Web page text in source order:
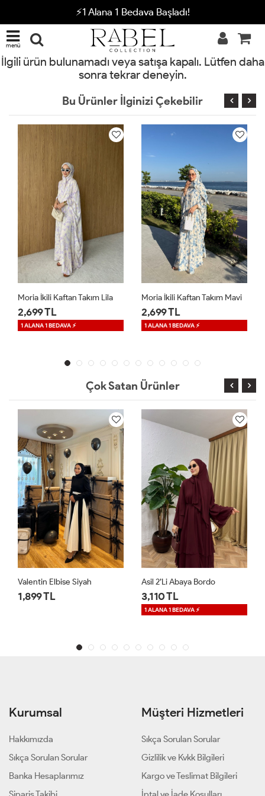
⚡1 Alana 1 Bedava Başladı!
menü
İlgili ürün bulunamadı veya satışa kapalı. Lütfen daha
sonra tekrar deneyin.
Bu Ürünler İlginizi Çekebilir
Moria İkili Kaftan Takım Mavi
2,699 TL
1 ALANA 1 BEDAVA ⚡
Sinea Sandy Elbise Kahverengi
1,699 TL
Çok Satan Ürünler
Asil 2’li Abaya Bordo
3,110 TL
RAB Dantelli Elbise Acı Kahve
1,650 TL
1 ALANA 1 BEDAVA ⚡
Kurumsal
Hakkımızda
Sıkça Sorulan Sorular
Banka Hesaplarımız
Müşteri Hizmetleri
Sıkça Sorulan Sorular
Gizlilik ve Kvkk Bilgileri
Kargo ve Teslimat Bilgileri